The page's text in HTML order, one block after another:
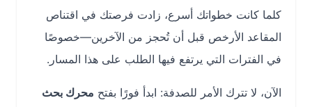
كلما كانت خطواتك أسرع، زادت فرصتك في اقتناص
المقاعد الأرخص قبل أن تُحجز من الآخرين—خصوصًا
في الفترات التي يرتفع فيها الطلب على هذا المسار.
الآن، لا تترك الأمر للصدفة: ابدأ فورًا بفتحمحرك بحث